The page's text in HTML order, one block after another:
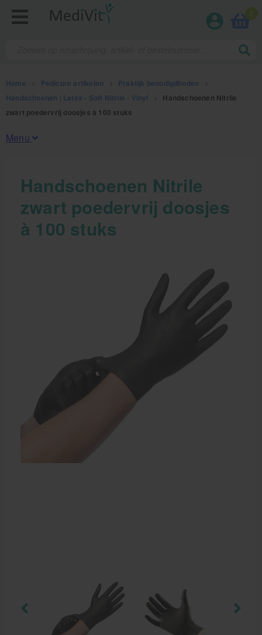
0
Home Pedicure artikelen Praktijk benodigdheden
Handschoenen | Latex - Soft Nitrile - Vinyl
Handschoenen Nitrile
zwart poedervrij doosjes à 100 stuks
Menu
Fysiotherapieproducten
Verbruiksmaterialen
Massage
Voetverzorging
Diverse pedicure producten
Praktijk benodigdheden
Behandelstoel elektrisch
Handschoenen Nitrile
zwart poedervrij doosjes
à 100 stuks